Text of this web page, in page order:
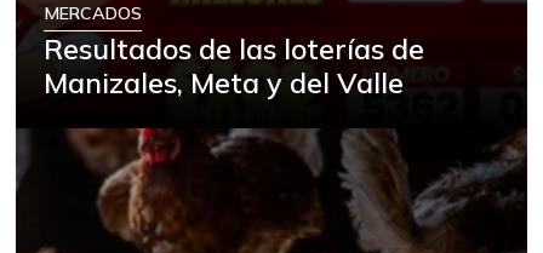
MERCADOS
Resultados de las loterías de
Manizales, Meta y del Valle